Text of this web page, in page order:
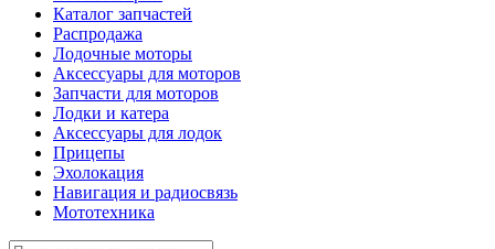
Каталог запчастей
Распродажа
Лодочные моторы
Аксессуары для моторов
Запчасти для моторов
Лодки и катера
Аксессуары для лодок
Прицепы
Эхолокация
Навигация и радиосвязь
Мототехника